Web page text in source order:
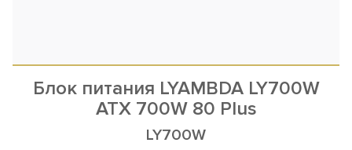
Блок питания LYAMBDA LY700W
ATX 700W 80 Plus
LY700W